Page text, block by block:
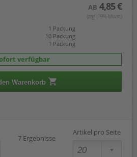
AB 4,85 €
(zzgl. 19% Mwst.)
1 Packung
10 Packung
1 Packung
verfügbar
Warenkorb
7 Ergebnisse
Artikel pro Seite